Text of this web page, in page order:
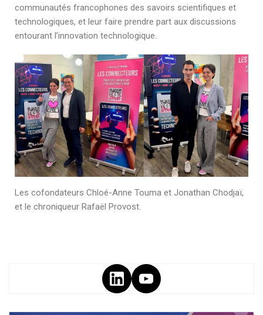
communautés francophones des savoirs scientifiques et
technologiques, et leur faire prendre part aux discussions
entourant l’innovation technologique.
Les cofondateurs Chloé-Anne Touma et Jonathan Chodjaï,
et le chroniqueur Rafaël Provost.